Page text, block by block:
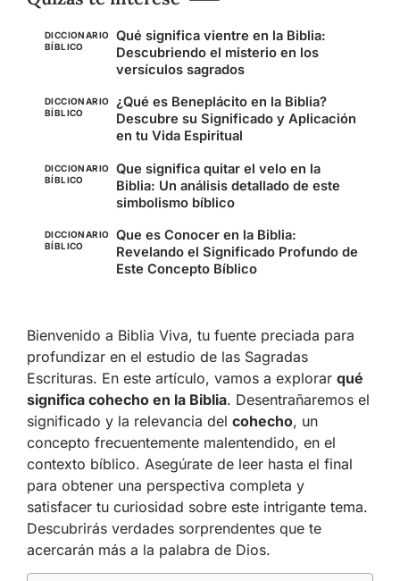
DICCIONARIO
BÍBLICO
Qué significa vientre en la Biblia:
Descubriendo el misterio en los
versículos sagrados
DICCIONARIO
BÍBLICO
¿Qué es Beneplácito en la Biblia?
Descubre su Significado y Aplicación
en tu Vida Espiritual
DICCIONARIO
BÍBLICO
Que significa quitar el velo en la
Biblia: Un análisis detallado de este
simbolismo bíblico
DICCIONARIO
BÍBLICO
Que es Conocer en la Biblia:
Revelando el Significado Profundo de
Este Concepto Bíblico
Bienvenido a Biblia Viva, tu fuente preciada para
profundizar en el estudio de las Sagradas
Escrituras. En este artículo, vamos a explorar qué
significa cohecho en la Biblia. Desentrañaremos el
significado y la relevancia del cohecho, un
concepto frecuentemente malentendido, en el
contexto bíblico. Asegúrate de leer hasta el final
para obtener una perspectiva completa y
satisfacer tu curiosidad sobre este intrigante tema.
Descubrirás verdades sorprendentes que te
acercarán más a la palabra de Dios.